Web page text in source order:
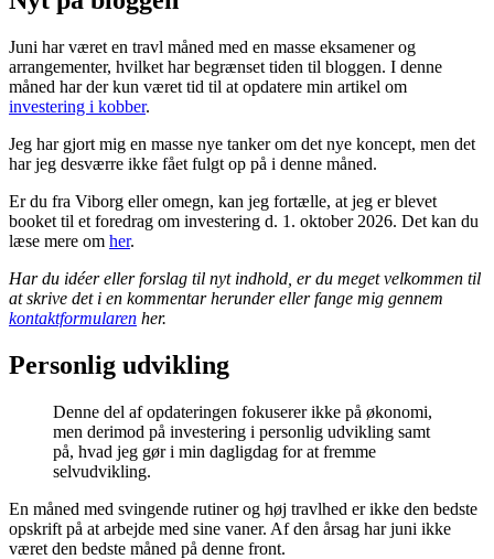
Juni har været en travl måned med en masse eksamener og
arrangementer, hvilket har begrænset tiden til bloggen. I denne
måned har der kun været tid til at opdatere min artikel om
investering i kobber.
Jeg har gjort mig en masse nye tanker om det nye koncept, men det
har jeg desværre ikke fået fulgt op på i denne måned.
Er du fra Viborg eller omegn, kan jeg fortælle, at jeg er blevet
booket til et foredrag om investering d. 1. oktober 2026. Det kan du
læse mere om her.
Har du idéer eller forslag til nyt indhold, er du meget velkommen til
at skrive det i en kommentar herunder eller fange mig gennem
kontaktformularen her.
Personlig udvikling
Denne del af opdateringen fokuserer ikke på økonomi,
men derimod på investering i personlig udvikling samt
på, hvad jeg gør i min dagligdag for at fremme
selvudvikling.
En måned med svingende rutiner og høj travlhed er ikke den bedste
opskrift på at arbejde med sine vaner. Af den årsag har juni ikke
været den bedste måned på denne front.